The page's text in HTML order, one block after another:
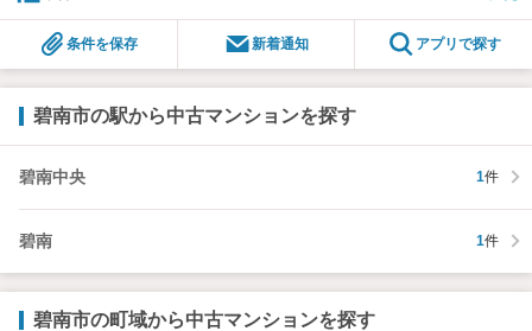
条件を保存 新着通知 アプリで探す
碧南市の駅から中古マンションを探す
碧南中央 1件
碧南 1件
碧南市の町域から中古マンションを探す